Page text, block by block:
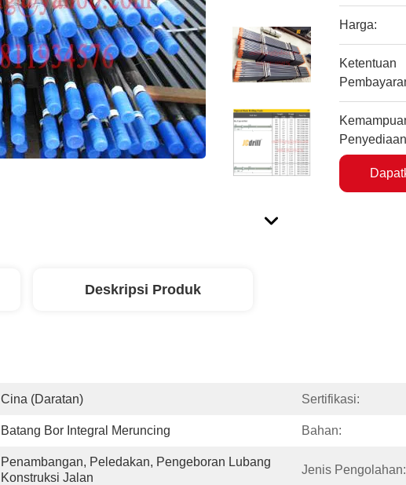
Harga:
Ketentuan
Deskripsi Produk
Cina (daratan) Sertifikasi:
Batang Bor Integral Meruncing Bahan:
Penambangan, Peledakan, Pengeboran Lubang
Konstruksi Jalan
Jenis Pengolahan: